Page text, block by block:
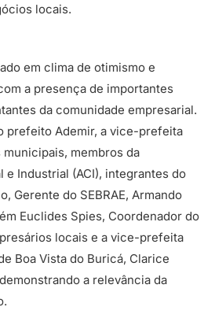
locais.
em clima de otimismo e
a presença de importantes
da comunidade empresarial.
prefeito Ademir, a vice-prefeita
membros da
e Industrial (ACI), integrantes do
Gerente do SEBRAE, Armando
Euclides Spies, Coordenador do
locais e a vice-prefeita
Boa Vista do Buricá, Clarice
a relevância da